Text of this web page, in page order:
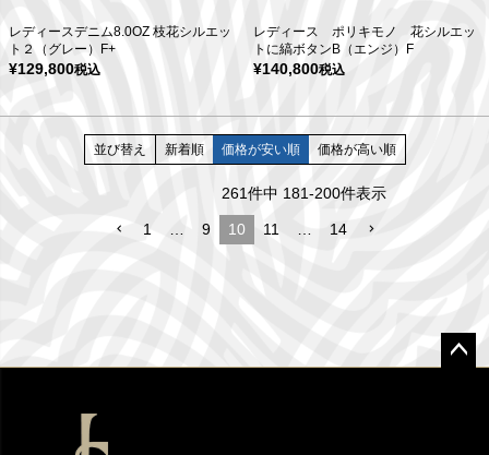
レディースデニム8.0OZ 枝花シルエッ
ト２（グレー）F+
¥129,800税込
レディース ポリキモノ 花シルエッ
トに縞ボタンB（エンジ）F
¥140,800税込
並び替え 新着順 価格が安い順 価格が高い順
261件中 181-200件表示
1 9 10 11 14